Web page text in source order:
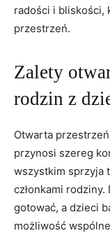
radości i bliskości,
przestrzeń.
Zalety
rodzin z
Otwarta
przynosi szereg
wszystkim sprzyja
członkami
gotować, a dzieci
możliwość